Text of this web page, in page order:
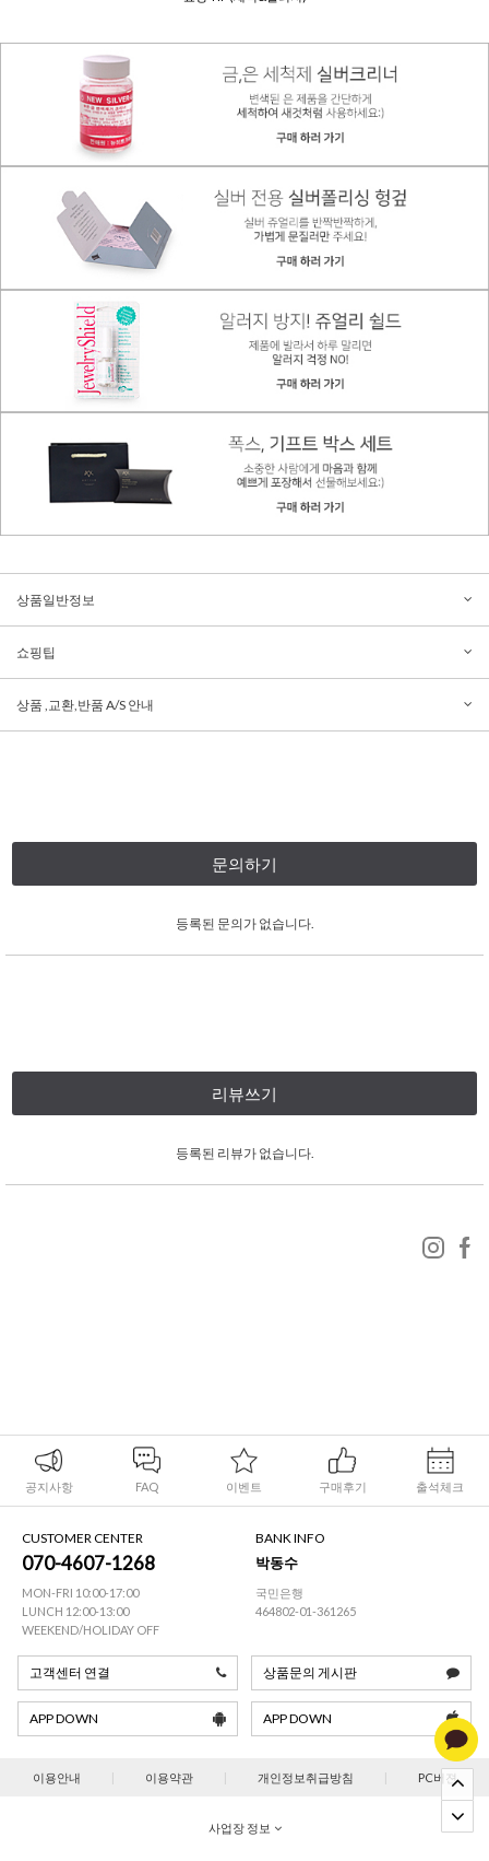
상품일반정보
쇼핑팁
상품 ,교환,반품 A/S 안내
문의하기
등록된 문의가 없습니다.
리뷰쓰기
등록된 리뷰가 없습니다.
공지사항 FAQ 이벤트 구매후기 출석체크
CUSTOMER CENTER
070-4607-1268
MON-FRI 10:00-17:00
LUNCH 12:00-13:00
WEEKEND/HOLIDAY OFF
BANK INFO
박동수
국민은행
464802-01-361265
고객센터 연결 상품문의 게시판
APP DOWN APP DOWN
이용안내 | 이용약관 | 개인정보취급방침 | PC버젼
사업장 정보